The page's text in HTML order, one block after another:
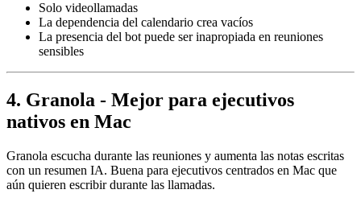
Solo videollamadas
La dependencia del calendario crea vacíos
La presencia del bot puede ser inapropiada en reuniones
sensibles
4. Granola - Mejor para ejecutivos
nativos en Mac
Granola escucha durante las reuniones y aumenta las notas escritas
con un resumen IA. Buena para ejecutivos centrados en Mac que
aún quieren escribir durante las llamadas.